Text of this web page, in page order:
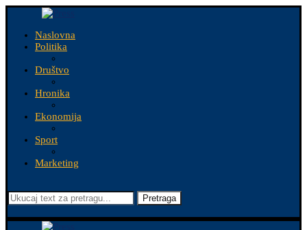
Naslovna
Politika
Društvo
Hronika
Ekonomija
Sport
Marketing
Pretraga